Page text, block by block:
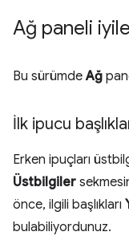
Ağ paneli
Bu sürümdeAğ
İlk ipucu
Erken ipuçları
Üstbilgiler
önce, ilgili başlıkları
bulabiliyordunuz.